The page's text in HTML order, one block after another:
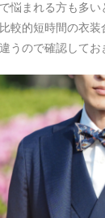
悩まれる方も多い
較的短時間の衣装
うので確認してお